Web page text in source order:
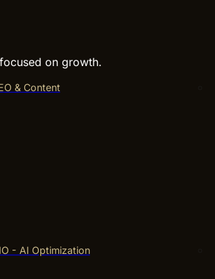
on growth.
& Content
- AI Optimization